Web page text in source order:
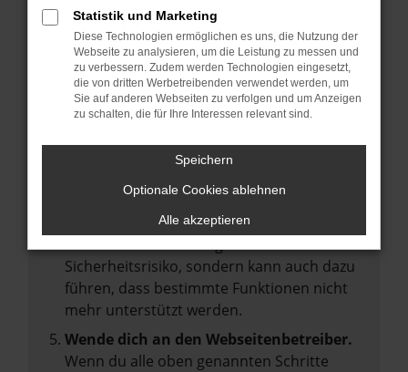
können das Laden bestimmter Seiten
verhindern. Funktioniert die Seite in einem
anderen Browser oder in einem privaten
Fenster?
Starte dein Gerät neu.
vorübergehende Probleme zu beheben.
Betriebssystem auf dem neuesten Stand
Veraltete Software birgt nicht nur ein
Sicherheitsrisiko, sondern kann auch dazu
führen, dass bestimmte Funktionen nicht
mehr unterstützt werden.
Wende dich an den Webseitenbetreiber.
Wenn du alle oben genannten Schritte
Statistik und Marketing
Diese Technologien ermöglichen es uns, die Nutzung der
Webseite zu analysieren, um die Leistung zu messen und
zu verbessern. Zudem werden Technologien eingesetzt,
die von dritten Werbetreibenden verwendet werden, um
Sie auf anderen Webseiten zu verfolgen und um Anzeigen
zu schalten, die für Ihre Interessen relevant sind.
Speichern
Optionale Cookies ablehnen
Alle akzeptieren